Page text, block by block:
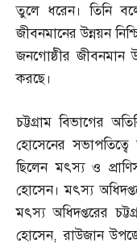
তুলে ধরেন। তিনি
জীবনমানের উন্নয়ন
জনগোষ্ঠীর জীবনমান
করছে।
চট্টগ্রাম বিভাগের
হোসেনের সভাপতিত্বে
ছিলেন মৎস্য ও
হোসেন। মৎস্য
মৎস্য অধিদপ্তরের
হোসেন,রাউজান